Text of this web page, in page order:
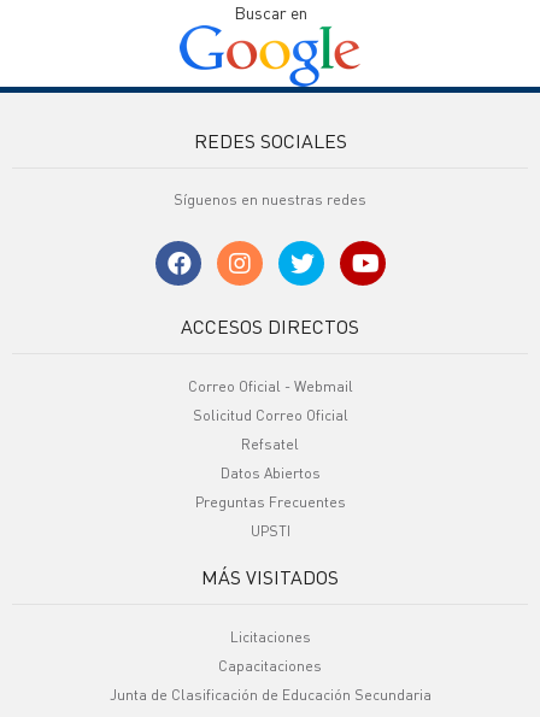
Buscar en
REDES SOCIALES
Síguenos en nuestras redes
ACCESOS DIRECTOS
Correo Oficial - Webmail
Solicitud Correo Oficial
Refsatel
Datos Abiertos
Preguntas Frecuentes
UPSTI
MÁS VISITADOS
Licitaciones
Capacitaciones
Junta de Clasificación de Educación Secundaria